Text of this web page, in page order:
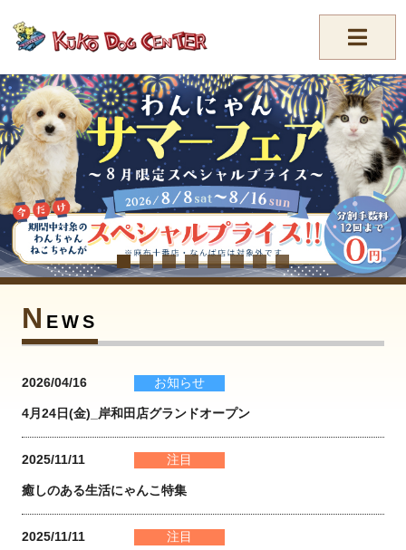
//-->
N EWS
2026/04/16 お知らせ
4月24日(金)_岸和田店グランドオープン
2025/11/11 注目
癒しのある生活にゃんこ特集
2025/11/11 注目